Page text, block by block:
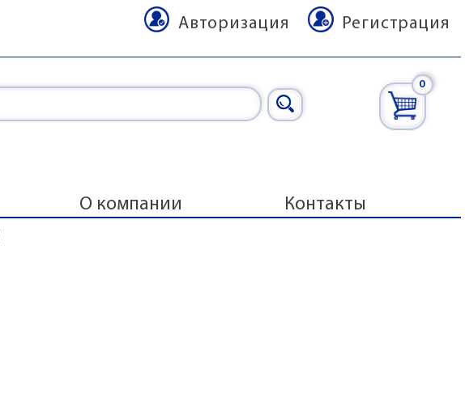
Регистрация
Авторизация
0
О компании Контакты